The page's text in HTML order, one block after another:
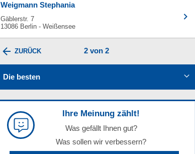
Weigmann Stephania
Gäblerstr. 7
13086 Berlin - Weißensee
ZURÜCK 2 von 2
Die besten
Ihre Meinung zählt!
Was gefällt Ihnen gut?
Was sollen wir verbessern?